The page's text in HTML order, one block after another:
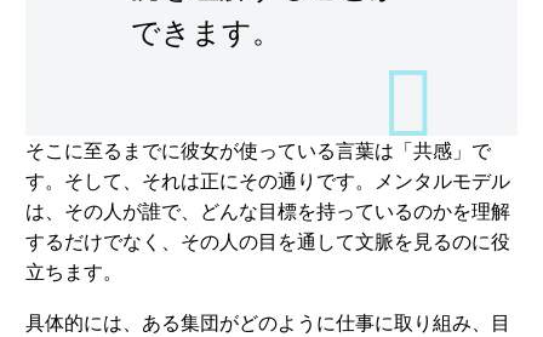
できます。
そこに至るまでに彼女が使っている言葉は「共感」で
す。そして、それは正にその通りです。メンタルモデル
は、その人が誰で、どんな目標を持っているのかを理解
するだけでなく、その人の目を通して文脈を見るのに役
立ちます。
具体的には、ある集団がどのように仕事に取り組み、目